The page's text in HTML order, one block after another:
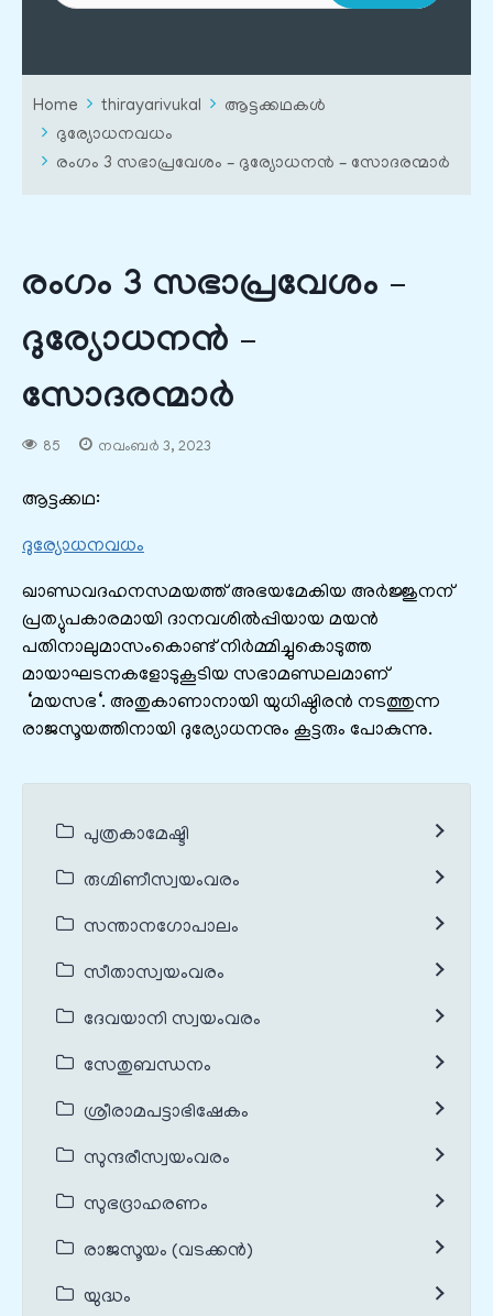
Home thirayarivukal
ആട്ടക്കഥകൾ
ദുര്യോധനവധം
രംഗം 3 സഭാപ്രവേശം – ദുര്യോധനൻ – സോദരന്മാർ
രംഗം 3 സഭാപ്രവേശം –
ദുര്യോധനൻ –
സോദരന്മാർ
85 നവംബർ 3, 2023
ആട്ടക്കഥ:
ദുര്യോധനവധം
ഖാണ്ഡവദഹനസമയത്ത് അഭയമേകിയ അർജ്ജുനന്
പ്രത്യുപകാരമായി ദാനവശിൽപ്പിയായ മയൻ
പതിനാലുമാസംകൊണ്ട് നിർമ്മിച്ചുകൊടുത്ത
മായാഘടനകളോടുകൂടിയ സഭാമണ്ഡലമാണ്
‘മയസഭ‘. അതുകാണാനായി യുധിഷ്ഠിരൻ നടത്തുന്ന
രാജസൂയത്തിനായി ദുര്യോധനനും കൂട്ടരും പോകുന്നു.
പുത്രകാമേഷ്ടി
രുഗ്മിണീസ്വയംവരം
സന്താനഗോപാലം
സീതാസ്വയംവരം
ദേവയാനി സ്വയംവരം
സേതുബന്ധനം
ശ്രീരാമപട്ടാഭിഷേകം
സുന്ദരീസ്വയംവരം
സുഭദ്രാഹരണം
രാജസൂയം (വടക്കൻ)
യുദ്ധം